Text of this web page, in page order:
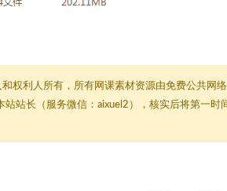
权利人所有，所有网课素材资源由免费公共网络
站长（服务微信：aixuel2），核实后将第一时